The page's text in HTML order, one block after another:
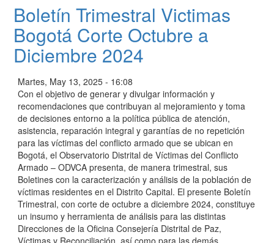
Boletín Trimestral Victimas
Bogotá Corte Octubre a
Diciembre 2024
Martes, May 13, 2025 - 16:08
Con el objetivo de generar y divulgar información y
recomendaciones que contribuyan al mejoramiento y toma
de decisiones entorno a la política pública de atención,
asistencia, reparación integral y garantías de no repetición
para las víctimas del conflicto armado que se ubican en
Bogotá, el Observatorio Distrital de Víctimas del Conflicto
Armado – ODVCA presenta, de manera trimestral, sus
Boletines con la caracterización y análisis de la población de
víctimas residentes en el Distrito Capital. El presente Boletín
Trimestral, con corte de octubre a diciembre 2024, constituye
un insumo y herramienta de análisis para las distintas
Direcciones de la Oficina Consejería Distrital de Paz,
Víctimas y Reconciliación, así como para las demás